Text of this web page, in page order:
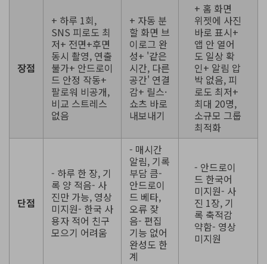
장점
+ 하루 1회,
SNS 피로도 최
저+ 전면+후면
동시 촬영, 연출
불가+ 안드로이
드 안정 작동+
팔로워 비공개,
비교 스트레스
없음
+ 자동 분
할 화면 브
이로그 완
성+ '같은
시간, 다른
공간' 연결
감+ 릴스·
쇼츠 바로
내보내기
+ 홈 화면
위젯에 사진
바로 표시+
앱 안 열어
도 일상 확
인+ 알림 압
박 없음, 피
로도 최저+
최대 20명,
소규모 그룹
최적화
단점
- 하루 한 장, 기
록 양 적음- 사
진만 가능, 영상
미지원- 한국 사
용자 적어 친구
모으기 어려움
- 매시간
알림, 기록
부담 큼-
안드로이
드 베타,
오류 잦
음- 편집
기능 없어
완성도 한
계
- 안드로이
드 한국어
미지원- 사
진 1장, 기
록 축적감
약함- 영상
미지원